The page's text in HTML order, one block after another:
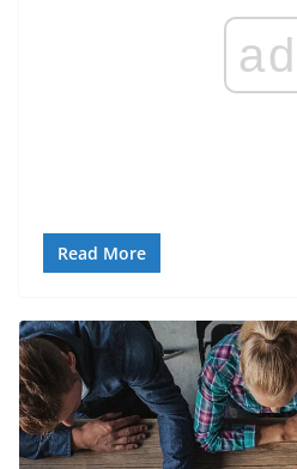
ad
Read More